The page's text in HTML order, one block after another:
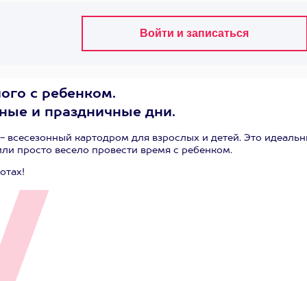
с ребенком.
и праздничные дни.
всесезонный картодром для взрослых и детей. Это
просто весело провести время с ребенком.